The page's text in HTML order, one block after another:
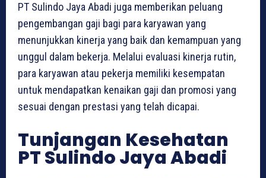
PT Sulindo Jaya Abadi juga memberikan peluang
pengembangan gaji bagi para karyawan yang
menunjukkan kinerja yang baik dan kemampuan yang
unggul dalam bekerja. Melalui evaluasi kinerja rutin,
para karyawan atau pekerja memiliki kesempatan
untuk mendapatkan kenaikan gaji dan promosi yang
sesuai dengan prestasi yang telah dicapai.
Tunjangan Kesehatan
PT Sulindo Jaya Abadi